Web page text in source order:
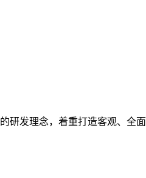
研发理念，着重打造客观、全